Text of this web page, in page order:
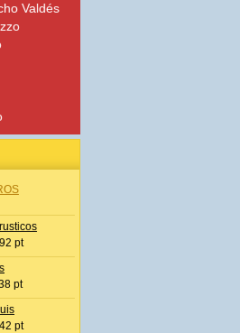
Valdés
pt
pt
pt